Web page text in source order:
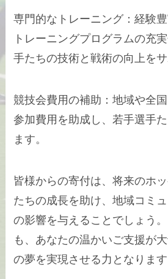
専門的なトレーニング：経験
トレーニングプログラムの充
手たちの技術と戦術の向上をサ
競技会費用の補助：地域や全
参加費用を助成し、若手選手
ます。
皆様からの寄付は、将来のホ
たちの成長を助け、地域コミ
の影響を与えることでしょう
も、あなたの温かいご支援が
の夢を実現させる力となります